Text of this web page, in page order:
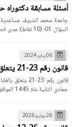
أسئلة مسابقة دكتوراه حقوق
جامعة محمد الشريف مساعدية
السؤال 01: (10 نقاط): مدى انطب…
06 يناير 2024
قانون رقم 23-21 يتعلق بالغابات والثروات الغابية PDF
جمادي الثانية عام 1445 الموافق 23 ديسم…
26 يونيو 2026